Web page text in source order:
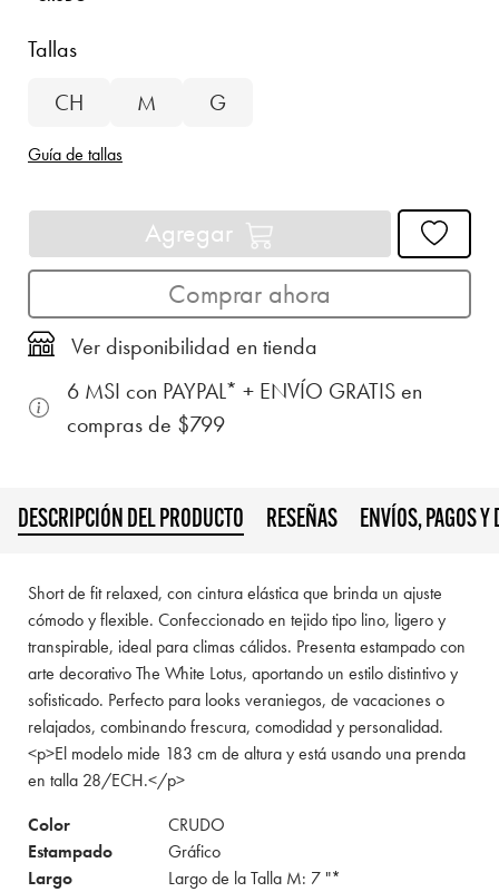
Tallas
CH
M G
Guía de tallas
Agregar
Comprar ahora
Ver disponibilidad en tienda
6 MSI con PAYPAL* + ENVÍO GRATIS en
compras de $799
DESCRIPCIÓN DEL PRODUCTO RESEÑAS ENVÍOS, PAGOS Y
Short de fit relaxed, con cintura elástica que brinda un ajuste
cómodo y flexible. Confeccionado en tejido tipo lino, ligero y
transpirable, ideal para climas cálidos. Presenta estampado con
arte decorativo The White Lotus, aportando un estilo distintivo y
sofisticado. Perfecto para looks veraniegos, de vacaciones o
relajados, combinando frescura, comodidad y personalidad.
<p>El modelo mide 183 cm de altura y está usando una prenda
en talla 28/ECH.</p>
Color
CRUDO
Estampado
Gráfico
Largo
Largo de la Talla M: 7 "*